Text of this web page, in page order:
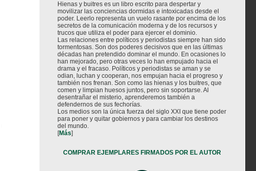
Hienas y buitres es un libro escrito para despertar y
movilizar las conciencias dormidas e intoxicadas desde el
poder. Leerlo representa un vuelo rasante por encima de los
secretos de la comunicación moderna y de los recursos y
trucos que utiliza el poder para ejercer el dominio.
Las relaciones entre políticos y periodistas siempre han sido
tormentosas. Son dos poderes decisivos que en las últimas
décadas han pretendido dominar el mundo. En ocasiones lo
han mejorado, pero otras veces lo han empujado hacia el
drama y el fracaso. Políticos y periodistas se aman y se
odian, luchan y cooperan, nos empujan hacia el progreso y
también nos frenan. Son como las hienas y los buitres, que
comen y limpian huesos juntos, pero sin soportarse. Al
desentrañar el misterio, aprenderemos también a
defendernos de sus fechorías.
Los medios son la única fuerza del siglo XXI que tiene poder
para poner y quitar gobiernos y para cambiar los destinos
del mundo.
[Más]
COMPRAR EJEMPLARES FIRMADOS POR EL AUTOR